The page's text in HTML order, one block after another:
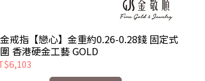
戒指【戀心】金重約0.26-0.28錢 固定式
香港硬金工藝 GOLD